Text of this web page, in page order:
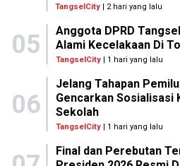
TangselCity | 2 hari yang lalu
05
Anggota DPRD
Alami Kecelakaan Di
TangselCity| 1 hari yang lalu
06
Jelang Tahapan
Gencarkan Sosialisasi
Sekolah
TangselCity| 1 hari yang lalu
Final dan Perebutan